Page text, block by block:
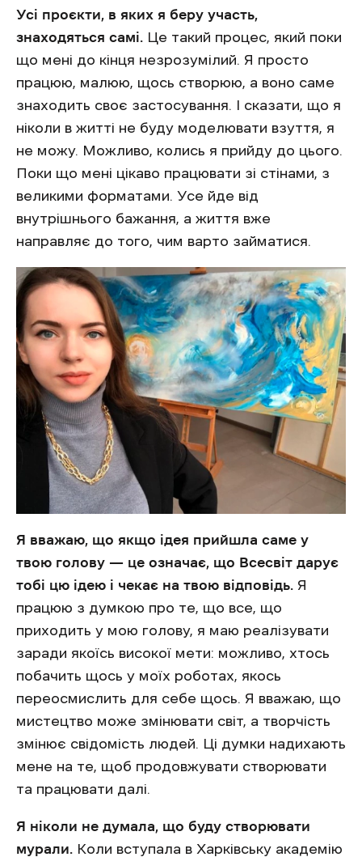
Усі проєкти, в яких я беру участь,
знаходяться самі. Це такий процес, який поки
що мені до кінця незрозумілий. Я просто
працюю, малюю, щось створюю, а воно саме
знаходить своє застосування. І сказати, що я
ніколи в житті не буду моделювати взуття, я
не можу. Можливо, колись я прийду до цього.
Поки що мені цікаво працювати зі стінами, з
великими форматами. Усе йде від
внутрішнього бажання, а життя вже
направляє до того, чим варто займатися.
Я вважаю, що якщо ідея прийшла саме у
твою голову — це означає, що Всесвіт дарує
тобі цю ідею і чекає на твою відповідь. Я
працюю з думкою про те, що все, що
приходить у мою голову, я маю реалізувати
заради якоїсь високої мети: можливо, хтось
побачить щось у моїх роботах, якось
переосмислить для себе щось. Я вважаю, що
мистецтво може змінювати світ, а творчість
змінює свідомість людей. Ці думки надихають
мене на те, щоб продовжувати створювати
та працювати далі.
Я ніколи не думала, що буду створювати
мурали. Коли вступала в Харківську академію